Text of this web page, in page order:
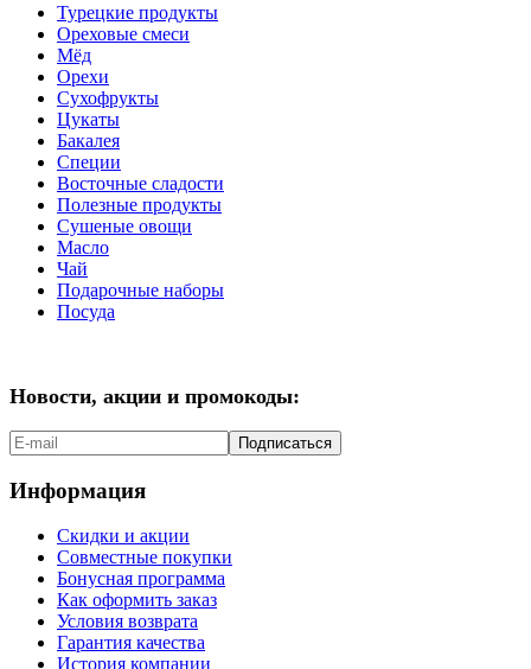
Турецкие продукты
Ореховые смеси
Мёд
Орехи
Сухофрукты
Цукаты
Бакалея
Специи
Восточные сладости
Полезные продукты
Сушеные овощи
Масло
Чай
Подарочные наборы
Посуда
Новости, акции и промокоды:
Подписаться
Информация
Скидки и акции
Совместные покупки
Бонусная программа
Как оформить заказ
Условия возврата
Гарантия качества
История компании